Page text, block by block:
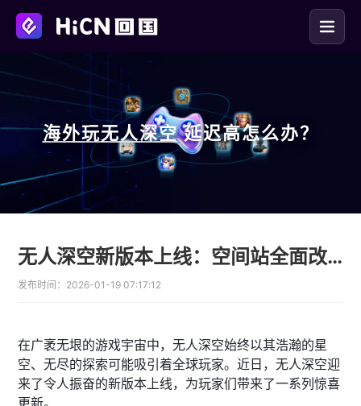
海外玩无人深空 延迟高怎么办？
无人深空新版本上线：空间站全面改革注入新活力
发布时间： 2026-01-19 07:17:12
在广袤无垠的游戏宇宙中，无人深空始终以其浩瀚的星
空、无尽的探索可能吸引着全球玩家。近日，无人深空迎
来了令人振奋的新版本上线，为玩家们带来了一系列惊喜
更新。